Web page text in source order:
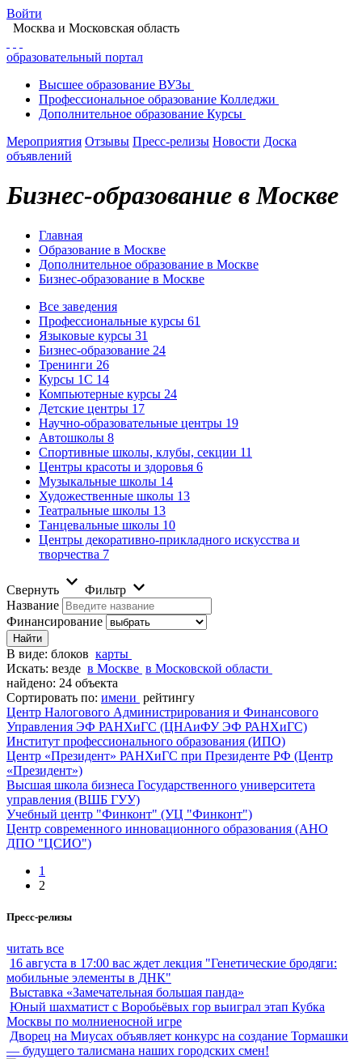
Войти
Москва и Московская область
образовательный портал
Высшее образование ВУЗы
Профессиональное образование Колледжи
Дополнительное образование Курсы
Мероприятия Отзывы Пресс-релизы Новости Доска
объявлений
Бизнес-образование в Москве
Главная
Образование в Москве
Дополнительное образование в Москве
Бизнес-образование в Москве
Все заведения
Профессиональные курсы 61
Языковые курсы 31
Бизнес-образование 24
Тренинги 26
Курсы 1С 14
Компьютерные курсы 24
Детские центры 17
Научно-образовательные центры 19
Автошколы 8
Спортивные школы, клубы, секции 11
Центры красоты и здоровья 6
Музыкальные школы 14
Художественные школы 13
Театральные школы 13
Танцевальные школы 10
Центры декоративно-прикладного искусства и
творчества 7
Свернуть
Фильтр
Название
Финансирование
В виде: блоков карты
Искать: везде в Москве в Московской области
найдено: 24 объекта
Сортировать по: имени рейтингу
Центр Налогового Администрирования и Финансового
Управления ЭФ РАНХиГС (ЦНАиФУ ЭФ РАНХиГС)
Институт профессионального образования (ИПО)
Центр «Президент» РАНХиГС при Президенте РФ (Центр
«Президент»)
Высшая школа бизнеса Государственного университета
управления (ВШБ ГУУ)
Учебный центр "Финконт" (УЦ "Финконт")
Центр современного инновационного образования (АНО
ДПО "ЦСИО")
1
2
Пресс-релизы
читать все
16 августа в 17:00 вас ждет лекция "Генетические бродяги:
мобильные элементы в ДНК"
Выставка «Замечательная большая панда»
Юный шахматист с Воробьёвых гор выиграл этап Кубка
Москвы по молниеносной игре
Дворец на Миусах объявляет конкурс на создание Тормашки
— будущего талисмана наших городских смен!